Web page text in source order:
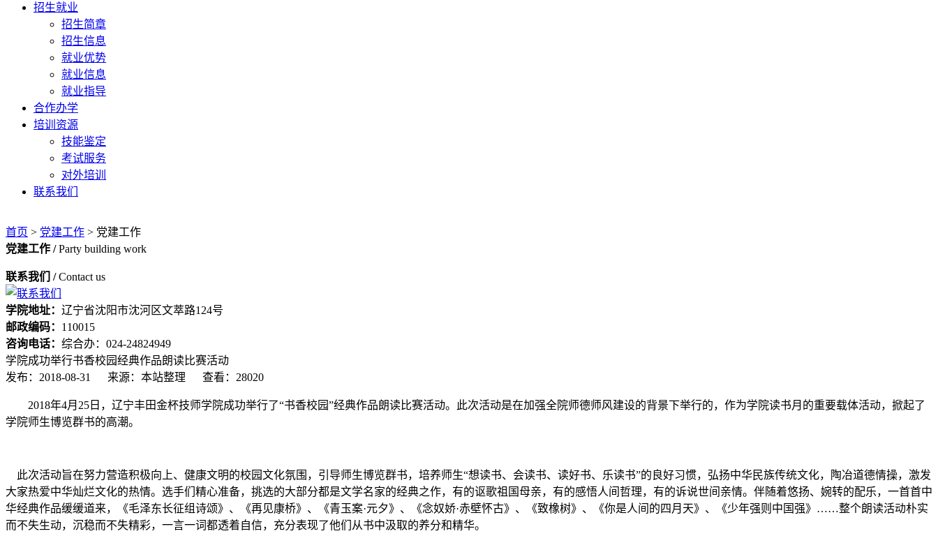
招生就业
招生简章
招生信息
就业优势
就业信息
就业指导
合作办学
培训资源
技能鉴定
考试服务
对外培训
联系我们
首页 > 党建工作 > 党建工作
党建工作 /Party building work
联系我们 /Contact us
学院地址： 辽宁省沈阳市沈河区文萃路124号
邮政编码： 110015
咨询电话： 综合办：024-24824949
学院成功举行书香校园经典作品朗读比赛活动
发布：2018-08-31 来源：本站整理 查看：28020
2018年4月25日，辽宁丰田金杯技师学院成功举行了“书香校园”经典作品朗读比赛活动。此次活动是在加强全院师德师风建设的背景下举行的，作为学院读书月的重要载体活动，掀起了
学院师生博览群书的高潮。
此次活动旨在努力营造积极向上、健康文明的校园文化氛围，引导师生博览群书，培养师生“想读书、会读书、读好书、乐读书”的良好习惯，弘扬中华民族传统文化，陶冶道德情操，激发
大家热爱中华灿烂文化的热情。选手们精心准备，挑选的大部分都是文学名家的经典之作，有的讴歌祖国母亲，有的感悟人间哲理，有的诉说世间亲情。伴随着悠扬、婉转的配乐，一首首中
华经典作品缓缓道来，《毛泽东长征组诗颂》、《再见康桥》、《青玉案·元夕》、《念奴娇·赤壁怀古》、《致橡树》、《你是人间的四月天》、《少年强则中国强》……整个朗读活动朴实
而不失生动，沉稳而不失精彩，一言一词都透着自信，充分表现了他们从书中汲取的养分和精华。